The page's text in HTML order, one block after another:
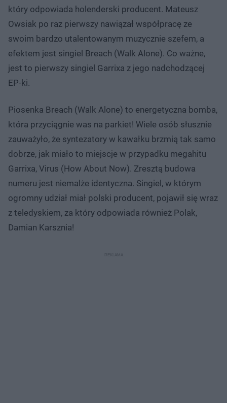
który odpowiada holenderski producent. Mateusz
Owsiak po raz pierwszy nawiązał współpracę ze
swoim bardzo utalentowanym muzycznie szefem, a
efektem jest singiel Breach (Walk Alone). Co ważne,
jest to pierwszy singiel Garrixa z jego nadchodzącej
EP-ki.
Piosenka Breach (Walk Alone) to energetyczna bomba,
która przyciągnie was na parkiet! Wiele osób słusznie
zauważyło, że syntezatory w kawałku brzmią tak samo
dobrze, jak miało to miejscje w przypadku megahitu
Garrixa, Virus (How About Now). Zresztą budowa
numeru jest niemalże identyczna. Singiel, w którym
ogromny udział miał polski producent, pojawił się wraz
z teledyskiem, za który odpowiada również Polak,
Damian Karsznia!